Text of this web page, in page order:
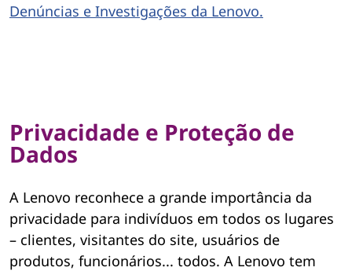
Denúncias e Investigações da Lenovo.
Privacidade e Proteção de
Dados
A Lenovo reconhece a grande importância da
privacidade para indivíduos em todos os lugares
– clientes, visitantes do site, usuários de
produtos, funcionários... todos. A Lenovo tem